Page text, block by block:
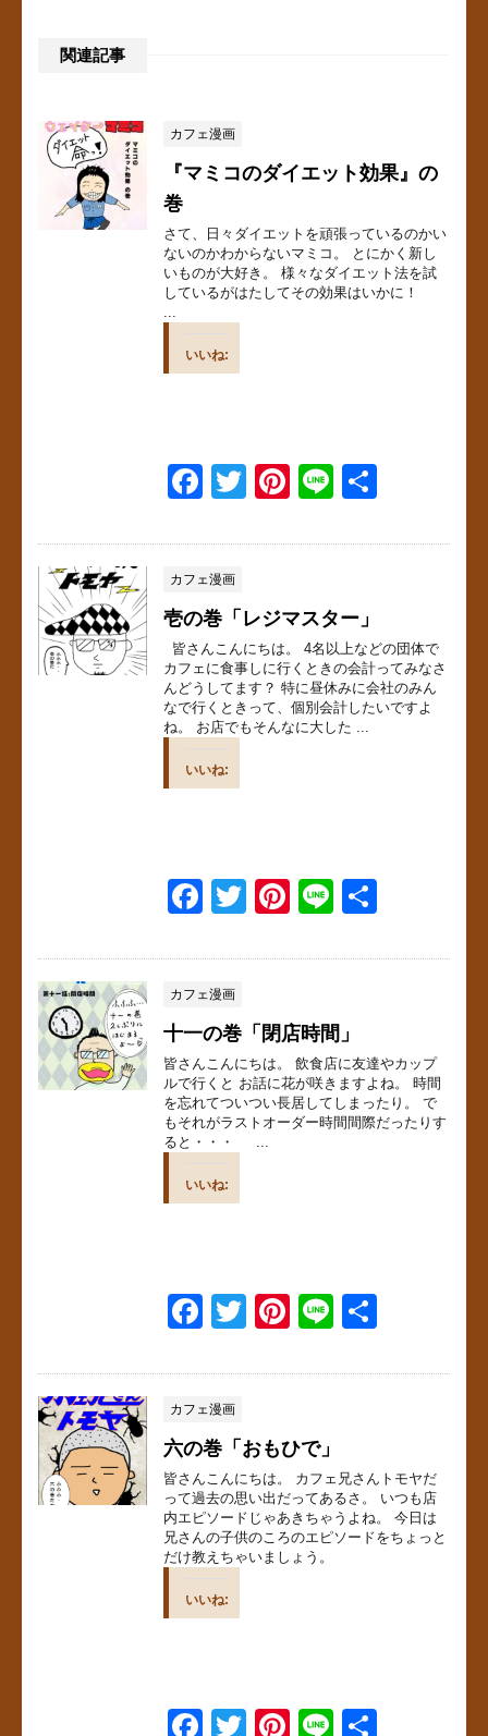
関連記事
カフェ漫画
『マミコのダイエット効果』の
巻
さて、日々ダイエットを頑張っているのかい
ないのかわからないマミコ。 とにかく新し
いものが大好き。 様々なダイエット法を試
しているがはたしてその効果はいかに！
...
いいね:
F
c
e
b
o
o
k
T
tt
Pi
er
st
Li
e
カフェ漫画
壱の巻「レジマスター」
皆さんこんにちは。 4名以上などの団体で
カフェに食事しに行くときの会計ってみなさ
んどうしてます？ 特に昼休みに会社のみん
なで行くときって、個別会計したいですよ
ね。 お店でもそんなに大した ...
いいね:
F
c
e
b
o
o
k
T
tt
Pi
er
st
Li
e
カフェ漫画
十一の巻「閉店時間」
皆さんこんにちは。 飲食店に友達やカップ
ルで行くと お話に花が咲きますよね。 時間
を忘れてついつい長居してしまったり。 で
もそれがラストオーダー時間間際だったりす
ると・・・ ...
いいね:
F
c
e
b
o
o
k
T
tt
Pi
er
st
Li
e
カフェ漫画
六の巻「おもひで」
皆さんこんにちは。 カフェ兄さんトモヤだ
って過去の思い出だってあるさ。 いつも店
内エピソードじゃあきちゃうよね。 今日は
兄さんの子供のころのエピソードをちょっと
だけ教えちゃいましょう。
いいね:
F T Pi Li